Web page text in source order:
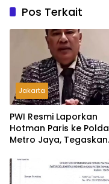
Pos Terkait
Jakarta
PWI Resmi Laporkan
Hotman Paris ke Polda
Metro Jaya, Tegaskan
Martabat Wartawan